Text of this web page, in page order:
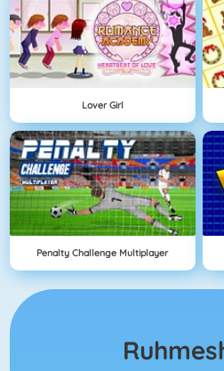
Lover Girl
Penalty Challenge Multiplayer